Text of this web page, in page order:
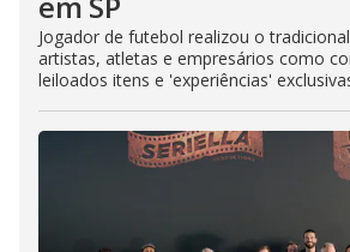
Jogador de futebol realizou o
artistas, atletas e empresários como
leiloados itens e 'experiências'